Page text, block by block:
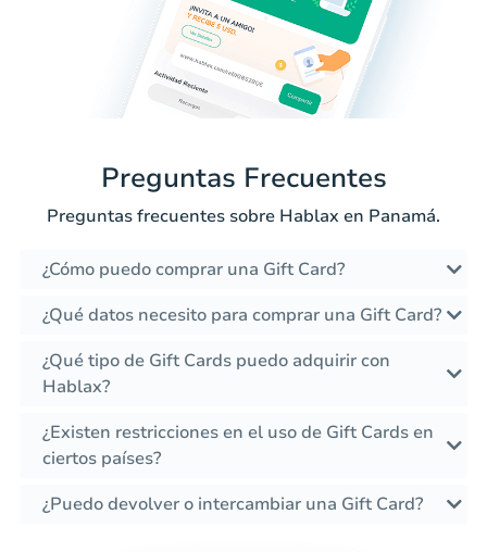
Preguntas Frecuentes
Preguntas frecuentes sobre Hablax en Panamá.
¿Cómo puedo comprar una Gift Card?
¿Qué datos necesito para comprar una Gift Card?
¿Qué tipo de Gift Cards puedo adquirir con
Hablax?
¿Existen restricciones en el uso de Gift Cards en
ciertos países?
¿Puedo devolver o intercambiar una Gift Card?